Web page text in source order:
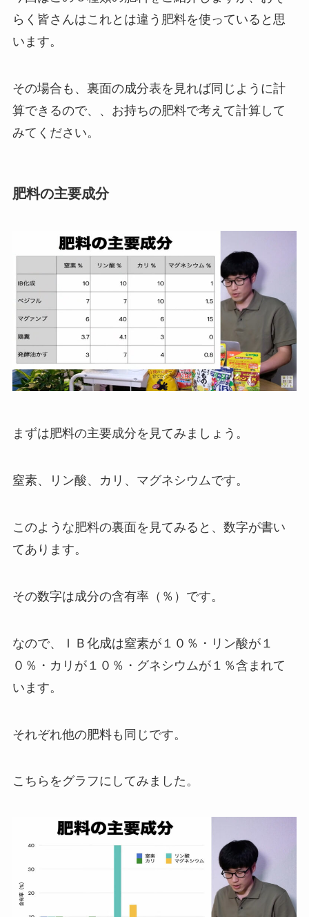
らく皆さんはこれとは違う肥料を使っていると思
います。
その場合も、裏面の成分表を見れば同じように計
算できるので、、お持ちの肥料で考えて計算して
みてください。
肥料の主要成分
まずは肥料の主要成分を見てみましょう。
窒素、リン酸、カリ、マグネシウムです。
このような肥料の裏面を見てみると、数字が書い
てあります。
その数字は成分の含有率（％）です。
なので、ＩＢ化成は窒素が１０％・リン酸が１
０％・カリが１０％・グネシウムが１％含まれて
います。
それぞれ他の肥料も同じです。
こちらをグラフにしてみました。